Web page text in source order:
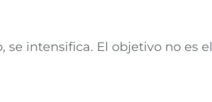
intensifica. El objetivo no es